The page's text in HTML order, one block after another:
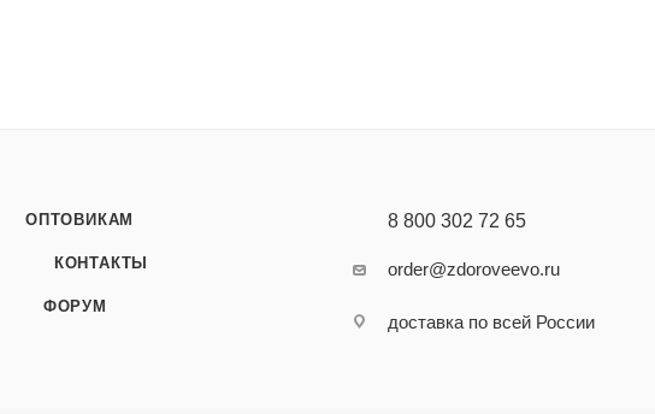
ОПТОВИКАМ
КОНТАКТЫ
ФОРУМ
8 800 302 72 65
order@zdoroveevo.ru
доставка по всей России